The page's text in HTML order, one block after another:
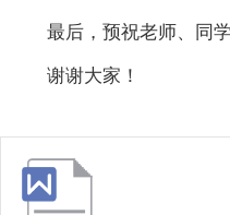
最后，预祝老师、同
谢谢大家！